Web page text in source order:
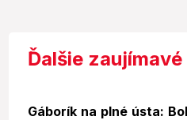
Ďalšie
Gáborík na plné ústa: